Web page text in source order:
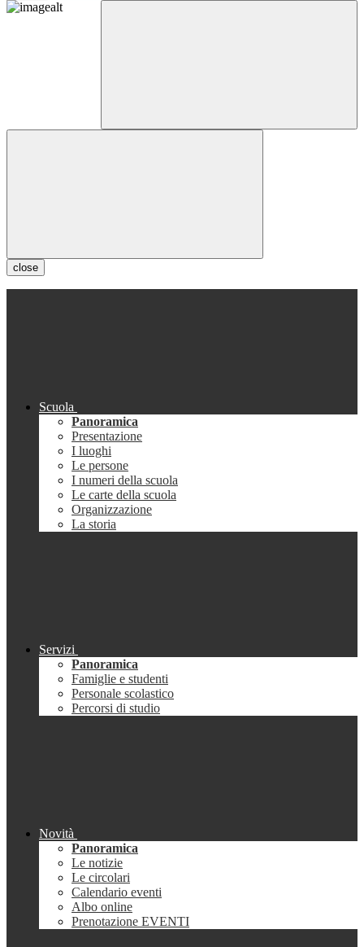
close
Scuola
Panoramica
Presentazione
I luoghi
Le persone
I numeri della scuola
Le carte della scuola
Organizzazione
La storia
Servizi
Panoramica
Famiglie e studenti
Personale scolastico
Percorsi di studio
Novità
Panoramica
Le notizie
Le circolari
Calendario eventi
Albo online
Prenotazione EVENTI